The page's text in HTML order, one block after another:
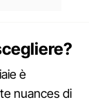
è
nuances di